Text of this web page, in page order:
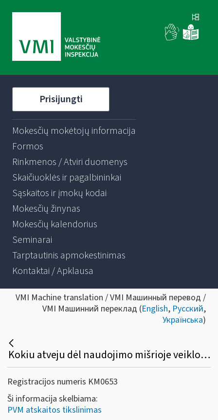
Prisijungti
Mokesčių mokėtojų informacija
Formos
Rinkmenos / Atviri duomenys
Skaičiuoklės ir pagalbininkai
Sąskaitos ir įmokų kodai
Mokesčių žinynas
Mokesčių kalendorius
Seminarai
Tarptautinis apmokestinimas
Kontaktai / Apklausa
VMI Machine translation / VMI Машинный перевод /
VMI Машинний переклад (English, Русский,
Українська)
Kokiu atveju dėl naudojimo mišrioje veikloje pasikeitimo netikslinama prekių (paslaugų) pirkimo (importo) PVM atskaita?
Registracijos numeris KM0653
Ši informacija skelbiama:
PVM atskaitos tikslinimas